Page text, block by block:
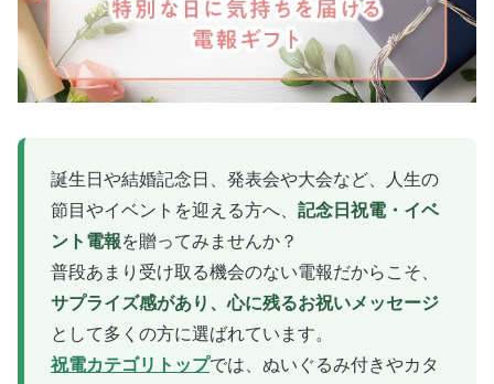
誕生日や結婚記念日、発表会や大会など、人生の
節目やイベントを迎える方へ、 記念日祝電・イベ
ント電報を贈ってみませんか？
普段あまり受け取る機会のない電報だからこそ、
サプライズ感があり、心に残るお祝いメッセージ
として多くの方に選ばれています。
祝電カテゴリトップでは、ぬいぐるみ付きやカタ